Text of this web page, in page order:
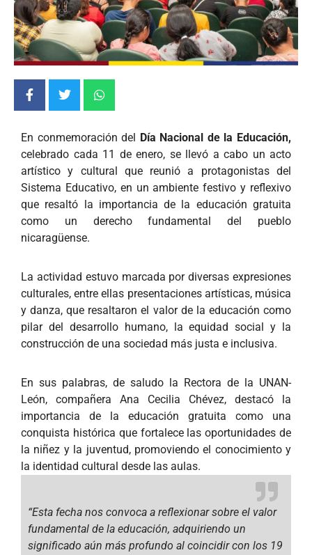
En conmemoración del
Día Nacional de la Educación,
celebrado cada 11 de enero, se llevó a cabo un acto
artístico y cultural que reunió a protagonistas del
Sistema Educativo, en un ambiente festivo y reflexivo
que resaltó la importancia de la educación gratuita
como un derecho fundamental del pueblo
nicaragüense.
La actividad estuvo marcada por diversas expresiones
culturales, entre ellas presentaciones artísticas, música
y danza, que resaltaron el valor de la educación como
pilar del desarrollo humano, la equidad social y la
construcción de una sociedad más justa e inclusiva.
En sus palabras, de saludo la Rectora de la UNAN-
León, compañera Ana Cecilia Chévez, destacó la
importancia de la educación gratuita como una
conquista histórica que fortalece las oportunidades de
la niñez y la juventud, promoviendo el conocimiento y
la identidad cultural desde las aulas.
“Esta fecha nos convoca a reflexionar sobre el valor
fundamental de la educación, adquiriendo un
significado aún más profundo al coincidir con los 19